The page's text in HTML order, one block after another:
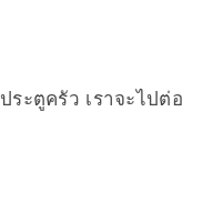
ะตูครัว เราจะไปต่อ